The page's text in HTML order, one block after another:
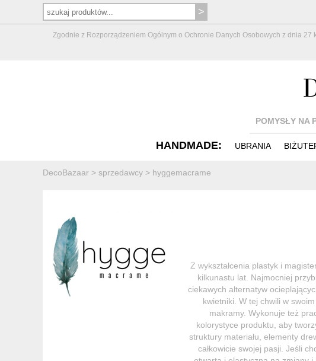
Zgodnie z Rozporządzeniem Ogólnym o Ochronie Danych Osobowych z dnia
POMYSŁY NA
HANDMADE: UBRANIA
DecoBazaar > sprzedawcy > hyggemacrame
Z wykształcenia plastyk i
kilkunastu lat. Najmocniej
ciekawych alternatyw
kwietniki. W tej chwili w
makramy. Wykonuje też
kolorystyce produktu, aby
struktury materiału, elementy
całkowicie swojej pasji. Jeśli